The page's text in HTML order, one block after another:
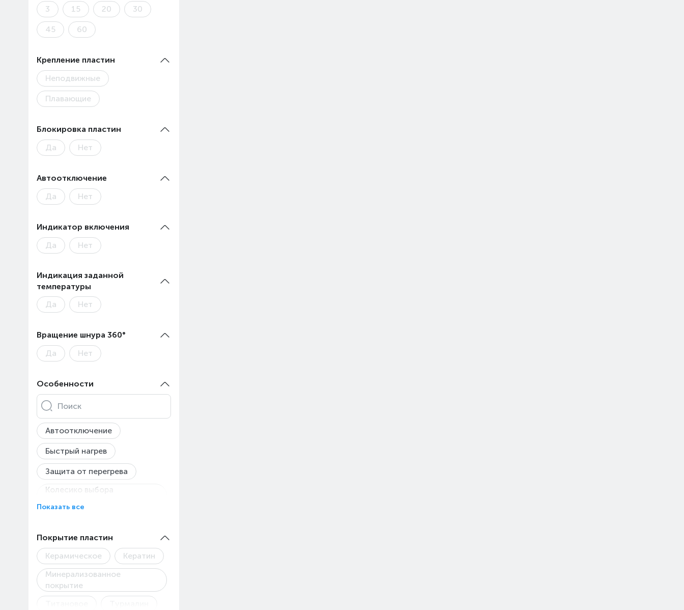
3
15 20 30
45 60
Крепление пластин
Неподвижные
Плавающие
Блокировка пластин
Да
Нет
Автоотключение
Да
Нет
Индикатор включения
Да
Нет
Индикация заданной
температуры
Да
Нет
Вращение шнура 360°
Да
Нет
Особенности
Поиск
Автоотключение
Быстрый нагрев
Защита от перегрева
Колесико выбора
Теплоизолирующий коврик
в комплекте
Технология ThermoShield
Турмалиновое покрытие
для гладкости волос
Показать все
Покрытие пластин
Керамическое
Кератин
Минерализованное
покрытие